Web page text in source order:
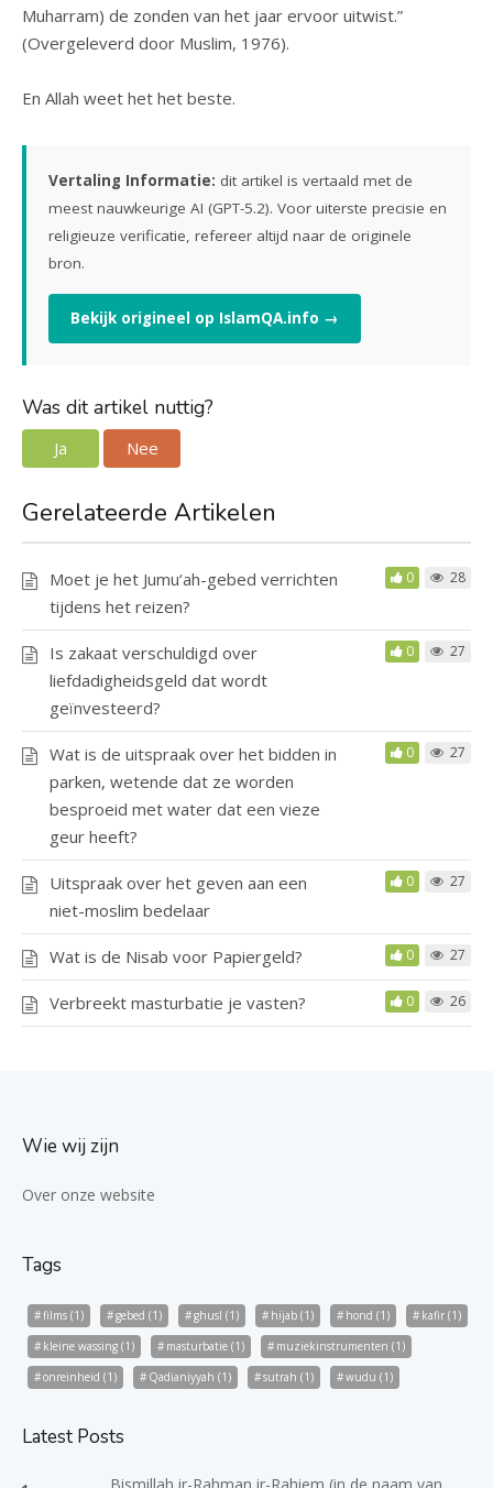
Muharram) de zonden van het jaar ervoor uitwist.”
(Overgeleverd door Muslim, 1976).
En Allah weet het het beste.
Vertaling Informatie: dit artikel is vertaald met de
meest nauwkeurige AI (GPT-5.2). Voor uiterste precisie en
religieuze verificatie, refereer altijd naar de originele
bron.
Bekijk origineel op IslamQA.info →
Was dit artikel nuttig?
Ja Nee
Gerelateerde Artikelen
Moet je het Jumu‘ah-gebed verrichten
tijdens het reizen?
0 28
Is zakaat verschuldigd over
liefdadigheidsgeld dat wordt
geïnvesteerd?
0 27
Wat is de uitspraak over het bidden in
parken, wetende dat ze worden
besproeid met water dat een vieze
geur heeft?
0 27
Uitspraak over het geven aan een
niet-moslim bedelaar
0 27
Wat is de Nisab voor Papiergeld? 0 27
Verbreekt masturbatie je vasten? 0 26
Wie wij zijn
Over onze website
Tags
films (1) gebed (1) ghusl (1) hijab (1) hond (1) kafir (1)
kleine wassing (1) masturbatie (1) muziekinstrumenten (1)
onreinheid (1) Qadianiyyah (1) sutrah (1) wudu (1)
Latest Posts
Bismillah ir-Rahman ir-Rahiem (in de naam van